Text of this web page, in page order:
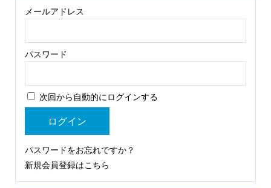
メールアドレス
パスワード
次回から自動的にログインする
パスワードをお忘れですか？
新規会員登録はこちら